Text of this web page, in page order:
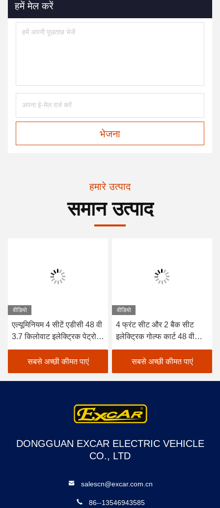
हमें मेल करें
भेजना
हमारे उत्पाद
समान उत्पाद
वीडियो
एल्यूमिनियम 4 सीटें एडीसी 48 वी
3.7 किलोवाट इलेक्ट्रिक पेट्रोल
कार / इलेक्ट्रिक क्रूज वाहन
सबसे अच्छी कीमत पाएं
वीडियो
4 फ्रंट सीट और 2 बैक सीट
इलेक्ट्रिक गोल्फ कार्ट 48 वी
लिथियम बैटरी संचालित
सबसे अच्छी कीमत पाएं
DONGGUAN EXCAR ELECTRIC VEHICLE
CO., LTD
salescn@excar.com.cn
86--13546943585